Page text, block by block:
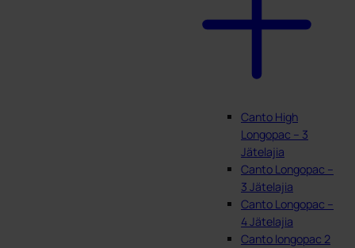
Canto High
Longopac – 3
Jätelajia
Canto Longopac –
3 Jätelajia
Canto Longopac –
4 Jätelajia
Canto longopac 2